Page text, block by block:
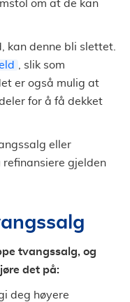
om at de kan
kan denne bli slettet.
, slik som
er også mulig at
for å få dekket
eller
refinansiere gjelden
tvangssalg, og
det på:
deg høyere